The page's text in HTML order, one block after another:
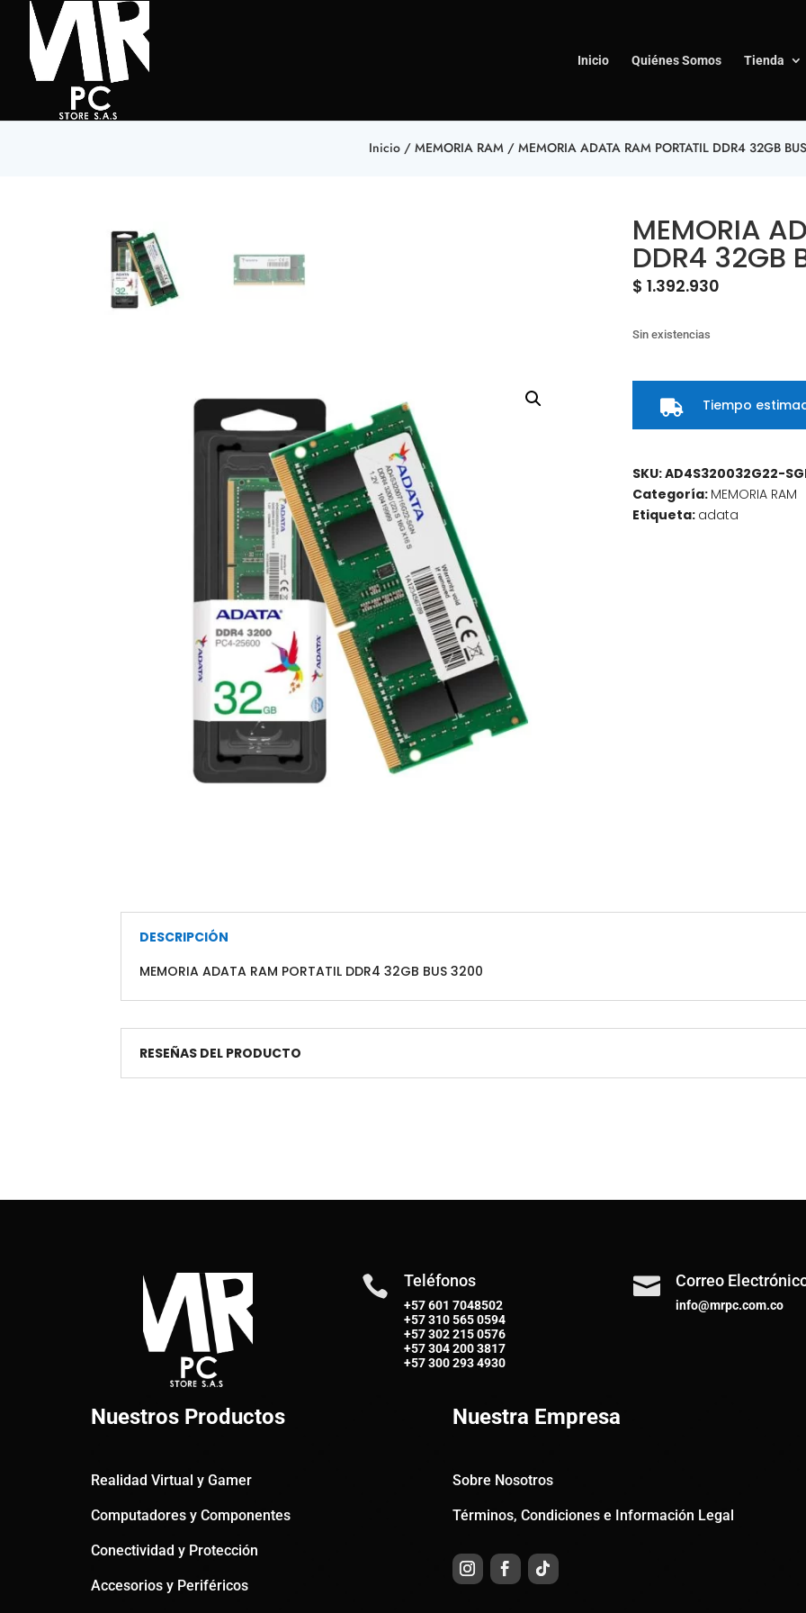
Inicio Quiénes Somos Tienda
Inicio/ MEMORIA RAM/ MEMORIA ADATA RAM PORTATIL DDR4 32GB
MEMORIA
DDR4 32GB
$ 1.392.930
Sin existencias
 Tiempo
SKU:AD4S320032G22-
Categoría: MEMORIA RAM
Etiqueta: adata
DESCRIPCIÓN
MEMORIA ADATA RAM PORTATIL DDR4 32GB BUS 3200
RESEÑAS DEL PRODUCTO
 Teléfonos
+57 601 7048502
+57310 565 0594
+57302 215 0576
+57304 200 3817
+57300 293 4930
 Correo
info@mrpc.com.co
Nuestros Productos
Realidad Virtual y Gamer
Computadores y Componentes
Conectividad y Protección
Accesorios y Periféricos
Nuestra Empresa
Sobre Nosotros
Términos, Condiciones e Información Legal